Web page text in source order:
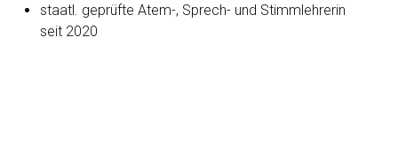
staatl. geprüfte Atem-, Sprech- und Stimmlehrerin
seit 2020